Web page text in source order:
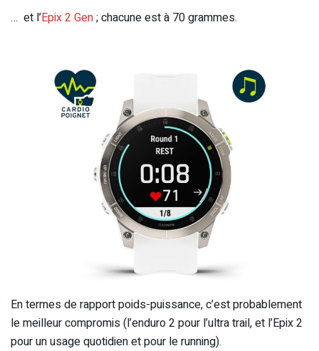
… et l’Epix 2 Gen; chacune est à 70 grammes.
En termes de rapport poids-puissance, c’est probablement
le meilleur compromis (l’enduro 2 pour l’ultra trail, et l’Epix 2
pour un usage quotidien et pour le running).